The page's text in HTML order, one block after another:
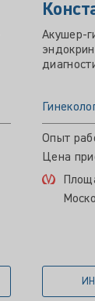
Акушер-
Опыт
Цена